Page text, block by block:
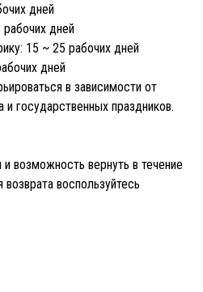
дней
дней
15 ~ 25 рабочих дней
дней
в зависимости от
и государственных праздников.
и возможность вернуть в течение
воспользуйтесь